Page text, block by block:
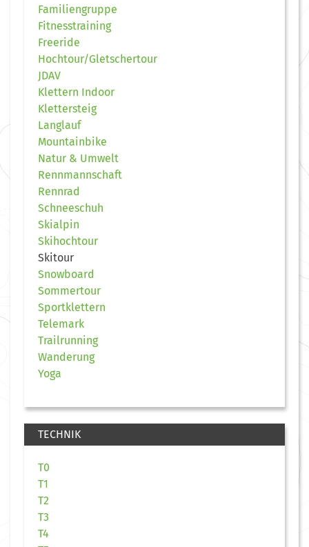
Familiengruppe
Fitnesstraining
Freeride
Hochtour/Gletschertour
JDAV
Klettern Indoor
Klettersteig
Langlauf
Mountainbike
Natur & Umwelt
Rennmannschaft
Rennrad
Schneeschuh
Skialpin
Skihochtour
Skitour
Snowboard
Sommertour
Sportklettern
Telemark
Trailrunning
Wanderung
Yoga
TECHNIK
T0
T1
T2
T3
T4